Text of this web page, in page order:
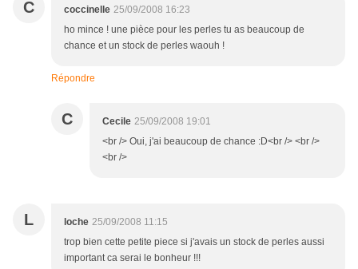
C coccinelle 25/09/2008 16:23
ho mince ! une pièce pour les perles tu as beaucoup de
chance et un stock de perles waouh !
Répondre
C Cecile 25/09/2008 19:01
<br /> Oui, j'ai beaucoup de chance :D<br /> <br />
<br />
L loche 25/09/2008 11:15
trop bien cette petite piece si j'avais un stock de perles aussi
important ca serai le bonheur !!!